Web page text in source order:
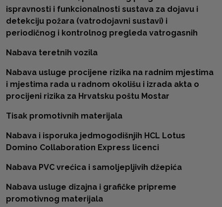
ispravnosti i funkcionalnosti sustava za dojavu i
detekciju požara (vatrodojavni sustavi) i
periodičnog i kontrolnog pregleda vatrogasnih
Nabava teretnih vozila
Nabava usluge procijene rizika na radnim mjestima
i mjestima rada u radnom okolišu i izrada akta o
procijeni rizika za Hrvatsku poštu Mostar
Tisak promotivnih materijala
Nabava i isporuka jedmogodišnjih HCL Lotus
Domino Collaboration Express licenci
Nabava PVC vrećica i samoljepljivih džepića
Nabava usluge dizajna i grafičke pripreme
promotivnog materijala